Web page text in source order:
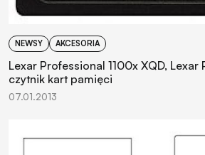
NEWSY AKCESORIA
Lexar Professional 1100x XQD,
czytnik kart pamięci
07.01.2013